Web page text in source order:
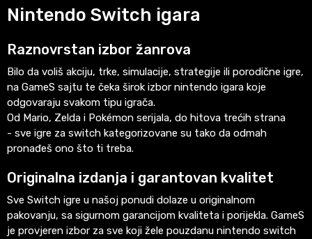
Nintendo Switch igara
Raznovrstan izbor žanrova
Bilo da voliš akciju, trke, simulacije, strategije ili porodične igre,
na GameS sajtu te čeka širok izbor nintendo igara koje
odgovaraju svakom tipu igrača.
Od Mario, Zelda i Pokémon serijala, do hitova trećih strana
- sve igre za switch kategorizovane su tako da odmah
pronađeš ono što ti treba.
Originalna izdanja i garantovan kvalitet
Sve Switch igre u našoj ponudi dolaze u originalnom
pakovanju, sa sigurnom garancijom kvaliteta i porijekla. GameS
je provjeren izbor za sve koji žele pouzdanu nintendo switch